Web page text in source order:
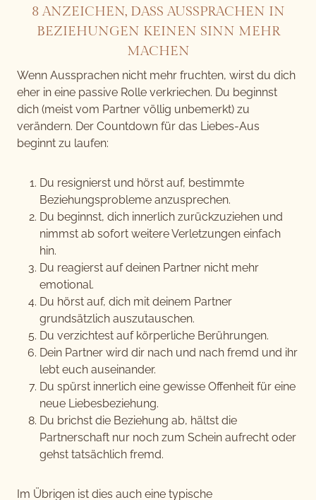
8 ANZEICHEN, DASS AUSSPRACHEN IN
BEZIEHUNGEN KEINEN SINN MEHR
MACHEN
Wenn Aussprachen nicht mehr fruchten, wirst du dich
eher in eine passive Rolle verkriechen. Du beginnst
dich (meist vom Partner völlig unbemerkt) zu
verändern. Der Countdown für das Liebes-Aus
beginnt zu laufen:
Du resignierst und hörst auf, bestimmte
Beziehungsprobleme anzusprechen.
Du beginnst, dich innerlich zurückzuziehen und
nimmst ab sofort weitere Verletzungen einfach
hin.
Du reagierst auf deinen Partner nicht mehr
emotional.
Du hörst auf, dich mit deinem Partner
grundsätzlich auszutauschen.
Du verzichtest auf körperliche Berührungen.
Dein Partner wird dir nach und nach fremd und ihr
lebt euch auseinander.
Du spürst innerlich eine gewisse Offenheit für eine
neue Liebesbeziehung.
Du brichst die Beziehung ab, hältst die
Partnerschaft nur noch zum Schein aufrecht oder
gehst tatsächlich fremd.
Im Übrigen ist dies auch eine typische